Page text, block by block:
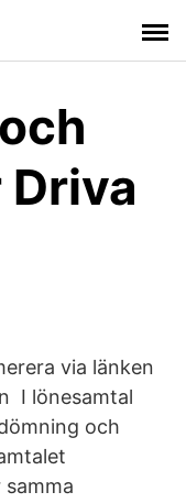
via länken
I lönesamtal
och